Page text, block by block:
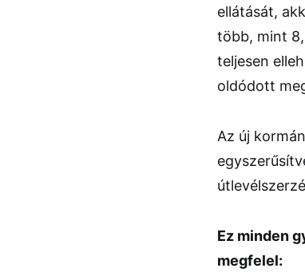
ellátását,
több, mint
teljesen
oldódott
Az új
Ez minden
megfelel: